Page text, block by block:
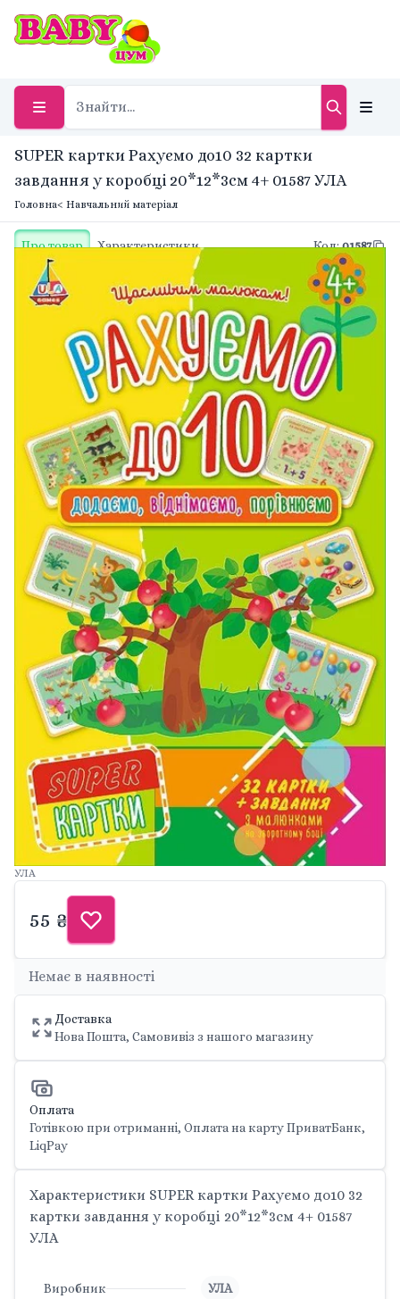
SUPER картки Рахуємо до10 32 картки
завдання у коробці 20*12*3см 4+ 01587 УЛА
Головна< Навчальний матеріал
Про товар Характеристики Код:01587
УЛА
55 ₴
Немає в наявності
Доставка
Нова Пошта, Самовивіз з нашого магазину
Оплата
Готівкою при отриманні, Оплата на карту ПриватБанк,
LiqPay
Характеристики SUPER картки Рахуємо до10 32
картки завдання у коробці 20*12*3см 4+ 01587
УЛА
Виробник
УЛА